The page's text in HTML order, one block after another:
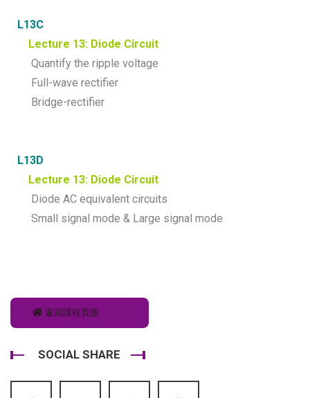
L13C
Lecture 13: Diode Circuit
Quantify the ripple voltage
Full-wave rectifier
Bridge-rectifier
L13D
Lecture 13: Diode Circuit
Diode AC equivalent circuits
Small signal mode & Large signal mode
返回課程頁面
SOCIAL SHARE